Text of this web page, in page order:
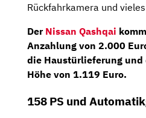
Rückfahrkamera und
Der Nissan Qashqai
Anzahlung von 2.000
die Haustürlieferung und
Höhe von 1.119 Euro.
158 PS und